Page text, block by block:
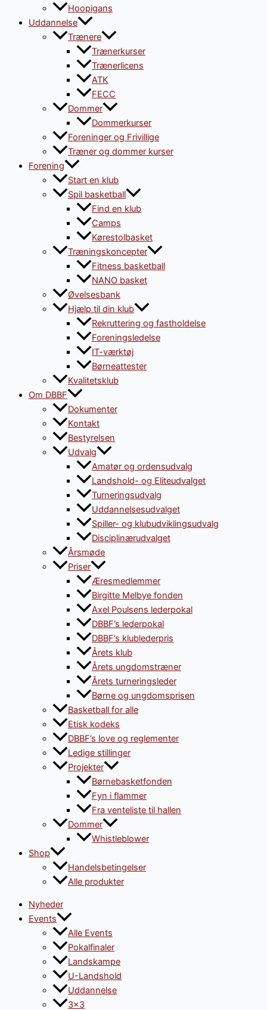
Hoopigans
Uddannelse
Trænere
Trænerkurser
Trænerlicens
ATK
FECC
Dommer
Dommerkurser
Foreninger og Frivillige
Træner og dommer kurser
Forening
Start en klub
Spil basketball
Find en klub
Camps
Kørestolbasket
Træningskoncepter
Fitness basketball
NANO basket
Øvelsesbank
Hjælp til din klub
Rekruttering og fastholdelse
Foreningsledelse
IT-værktøj
Børneattester
Kvalitetsklub
Om DBBF
Dokumenter
Kontakt
Bestyrelsen
Udvalg
Amatør og ordensudvalg
Landshold- og Eliteudvalget
Turneringsudvalg
Uddannelsesudvalget
Spiller- og klubudviklingsudvalg
Disciplinærudvalget
Årsmøde
Priser
Æresmedlemmer
Birgitte Melbye fonden
Axel Poulsens lederpokal
DBBF’s lederpokal
DBBF’s klublederpris
Årets klub
Årets ungdomstræner
Årets turneringsleder
Børne og ungdomsprisen
Basketball for alle
Etisk kodeks
DBBF’s love og reglementer
Ledige stillinger
Projekter
Børnebasketfonden
Fyn i flammer
Fra venteliste til hallen
Dommer
Whistleblower
Shop
Handelsbetingelser
Alle produkter
Nyheder
Events
Alle Events
Pokalfinaler
Landskampe
U-Landshold
Uddannelse
3×3